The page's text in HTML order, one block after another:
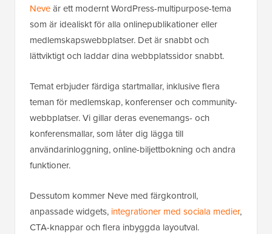
Neveär ett modernt WordPress-multipurpose-tema
som är idealiskt för alla onlinepublikationer eller
medlemskapswebbplatser. Det är snabbt och
lättviktigt och laddar dina webbplatssidor snabbt.
Temat erbjuder färdiga startmallar, inklusive flera
teman för medlemskap, konferenser och community-
webbplatser. Vi gillar deras evenemangs- och
konferensmallar, som låter dig lägga till
användarinloggning, online-biljettbokning och andra
funktioner.
Dessutom kommer Neve med färgkontroll,
anpassade widgets, integrationer med sociala medier,
CTA-knappar och flera inbyggda layoutval.